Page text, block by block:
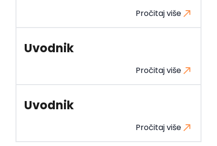
Pročitaj više
Uvodnik
Pročitaj više
Uvodnik
Pročitaj više